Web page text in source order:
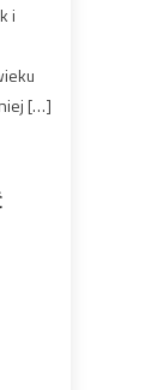
i
[…]